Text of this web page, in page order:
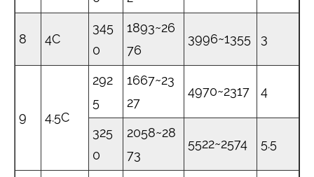
8 4C
345
0
1893~26
76
3996~1355 3
9 4.5C
292
5
1667~23
27
4970~2317 4
325
0
2058~28
73
5522~2574 5.5